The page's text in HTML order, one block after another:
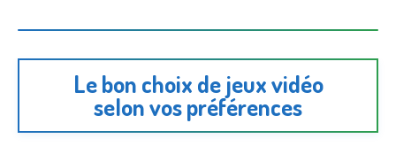
Le bon choix de jeux vidéo
selon vos préférences